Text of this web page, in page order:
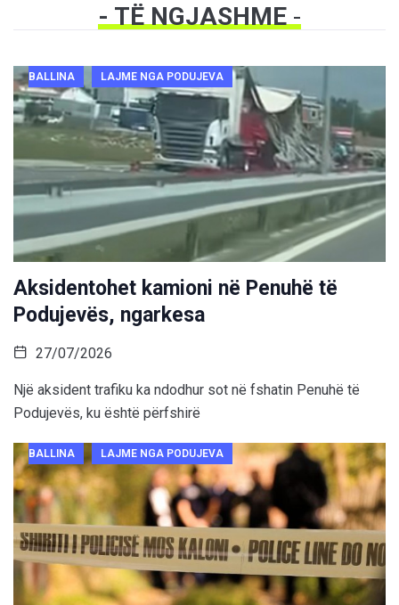
- TË NGJASHME -
BALLINA LAJME NGA PODUJEVA
Aksidentohet kamioni në Penuhë të
Podujevës, ngarkesa
27/07/2026
Një aksident trafiku ka ndodhur sot në fshatin Penuhë të
Podujevës, ku është përfshirë
BALLINA LAJME NGA PODUJEVA